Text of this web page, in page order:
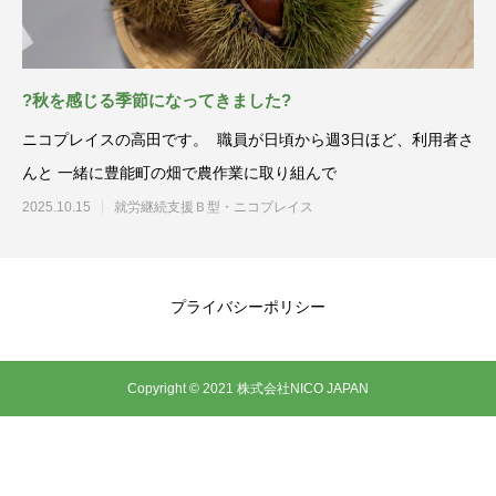
?秋を感じる季節になってきました?
ニコプレイスの高田です。 職員が日頃から週3日ほど、利用者さ
んと 一緒に豊能町の畑で農作業に取り組んで
2025.10.15 就労継続支援Ｂ型・ニコプレイス
プライバシーポリシー
Copyright © 2021 株式会社NICO JAPAN